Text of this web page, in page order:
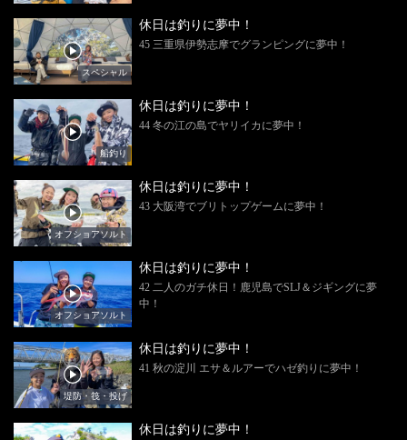
スペシャル
休日は釣りに夢中！
45 三重県伊勢志摩でグランピングに夢中！
船釣り
休日は釣りに夢中！
44 冬の江の島でヤリイカに夢中！
オフショアソルト
休日は釣りに夢中！
43 大阪湾でブリトップゲームに夢中！
オフショアソルト
休日は釣りに夢中！
42 二人のガチ休日！鹿児島でSLJ＆ジギングに夢
中！
堤防・筏・投げ
休日は釣りに夢中！
41 秋の淀川 エサ＆ルアーでハゼ釣りに夢中！
休日は釣りに夢中！